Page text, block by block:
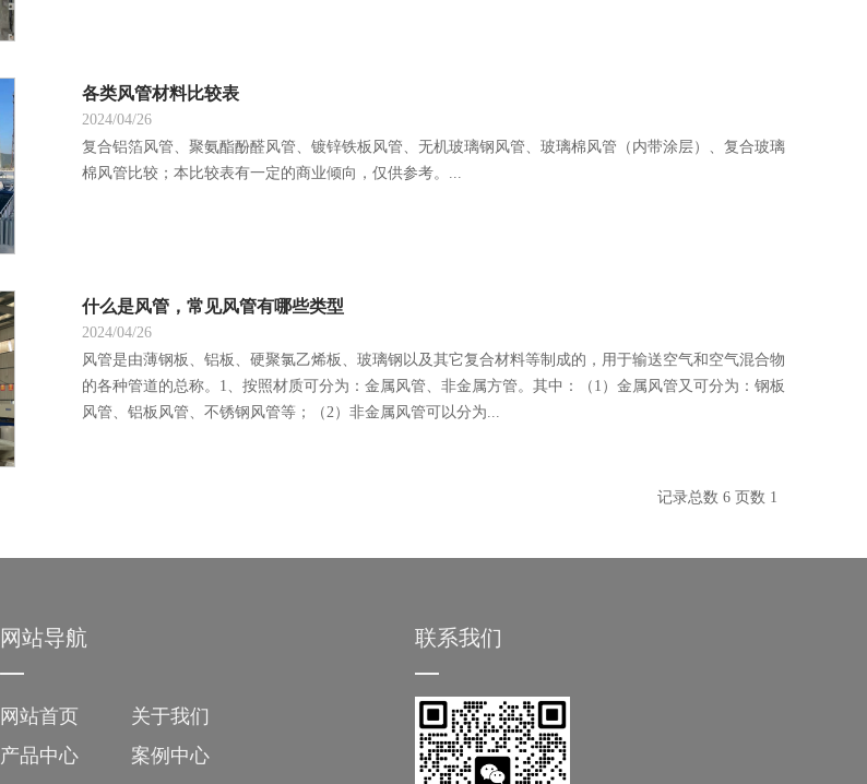
各类风管材料比较表
2024/04/26
复合铝箔风管、聚氨酯酚醛风管、镀锌铁板风管、无机玻璃钢风管、玻璃棉风管（内带涂层）、复合玻璃
棉风管比较；本比较表有一定的商业倾向，仅供参考。...
什么是风管，常见风管有哪些类型
2024/04/26
风管是由薄钢板、铝板、硬聚氯乙烯板、玻璃钢以及其它复合材料等制成的，用于输送空气和空气混合物
的各种管道的总称。1、按照材质可分为：金属风管、非金属方管。其中：（1）金属风管又可分为：钢板
风管、铝板风管、不锈钢风管等；（2）非金属风管可以分为...
记录总数 6 页数 1
网站导航
网站首页
关于我们
产品中心
案例中心
联系我们